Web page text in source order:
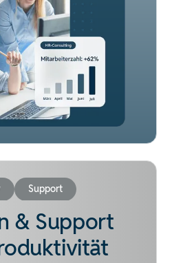
Support
& Support